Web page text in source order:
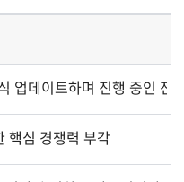
업데이트하며 진행 중인 전
핵심 경쟁력 부각